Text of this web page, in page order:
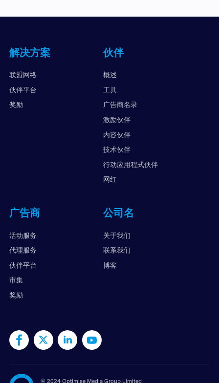
解决方案
联盟网络
伙伴平台
奖励
伙伴
概述
工具
广告商名录
激励伙伴
内容伙伴
技术伙伴
行动应用程式伙伴
网红
广告商
活动服务
代理服务
伙伴平台
市集
奖励
公司名
关于我们
联系我们
博客
© 2024 Optimise Media Group Limited